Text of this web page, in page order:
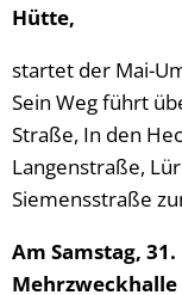
Hütte,
startet der Mai-
Sein Weg führt
Straße, In den
Langenstraße,
Siemensstraße
Am Samstag,